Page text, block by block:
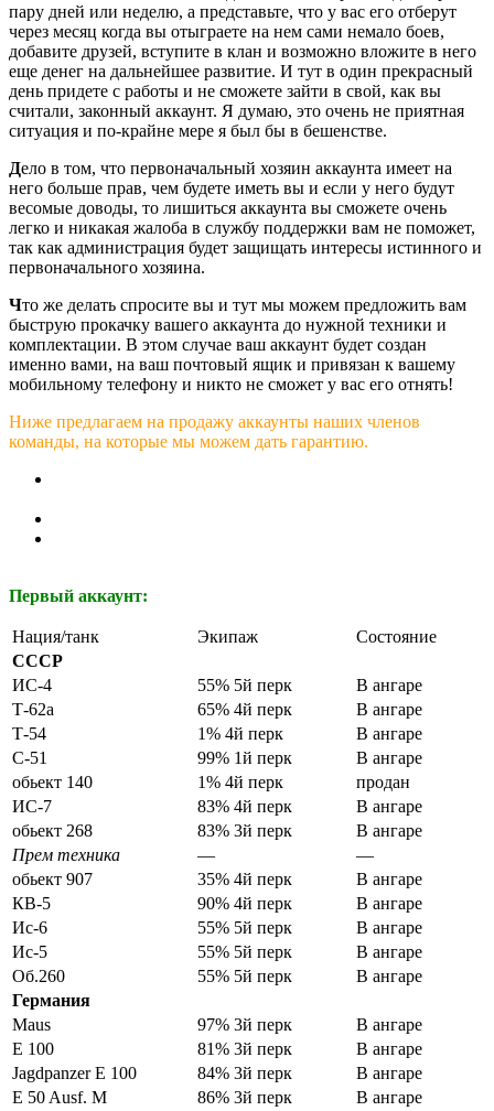
пару дней или неделю, а представьте, что у вас его отберут
через месяц когда вы отыграете на нем сами немало боев,
добавите друзей, вступите в клан и возможно вложите в него
еще денег на дальнейшее развитие. И тут в один прекрасный
день придете с работы и не сможете зайти в свой, как вы
считали, законный аккаунт. Я думаю, это очень не приятная
ситуация и по-крайне мере я был бы в бешенстве.
Дело в том, что первоначальный хозяин аккаунта имеет на
него больше прав, чем будете иметь вы и если у него будут
весомые доводы, то лишиться аккаунта вы сможете очень
легко и никакая жалоба в службу поддержки вам не поможет,
так как администрация будет защищать интересы истинного и
первоначального хозяина.
Что же делать спросите вы и тут мы можем предложить вам
быструю прокачку вашего аккаунта до нужной техники и
комплектации. В этом случае ваш аккаунт будет создан
именно вами, на ваш почтовый ящик и привязан к вашему
мобильному телефону и никто не сможет у вас его отнять!
Ниже предлагаем на продажу аккаунты наших членов
команды, на которые мы можем дать гарантию.
Первый аккаунт:
Нация/танк Экипаж
Состояние
СССР
ИС-4
55% 5й перк
В ангаре
Т-62а
65% 4й перк
В ангаре
Т-54
1% 4й перк
В ангаре
С-51
99% 1й перк
В ангаре
обьект 140
1% 4й перк
продан
ИС-7
83% 4й перк
В ангаре
обьект 268
83% 3й перк
В ангаре
Прем техника
—
—
обьект 907
35% 4й перк
В ангаре
КВ-5
90% 4й перк
В ангаре
Ис-6
55% 5й перк
В ангаре
Ис-5
55% 5й перк
В ангаре
Об.260
55% 5й перк
В ангаре
Германия
Maus
97% 3й перк
В ангаре
Е 100
81% 3й перк
В ангаре
Jagdpanzer E 100
84% 3й перк
В ангаре
E 50 Ausf. M
86% 3й перк
В ангаре